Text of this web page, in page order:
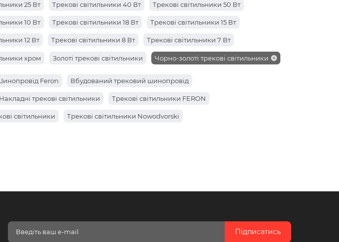
25 Вт Трекові світильники 40 Вт Трекові світильники 50 Вт
10 Вт Трекові світильники 18 Вт Трекові світильники 15 Вт
12 Вт Трекові світильники 8 Вт Трекові світильники 7 Вт
хром Золоті трекові світильники Чорно-золоті трекові світильники
Feron Вбудований трековий шинопровід
Накладні трекові світильники Трекові світильники FERON
світильники Трекові світильники Nowodvorski
Підписатись